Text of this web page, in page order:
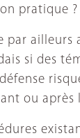
pratique ?
par ailleurs
si des
ou